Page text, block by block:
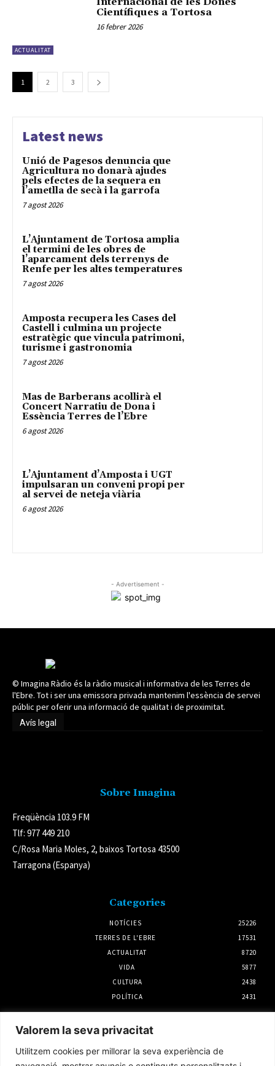
Valorem la seva privacitat
Utilitzem cookies per millorar la seva experiència de
ACTUALITAT
Científiques a Tortosa
16 febrer 2026
1 2 3
Latest news
Unió de Pagesos denuncia que
Agricultura no donarà ajudes
pels efectes de la sequera en
l’ametlla de secà i la garrofa
7 agost 2026
L’Ajuntament de Tortosa amplia
el termini de les obres de
l’aparcament dels terrenys de
Renfe per les altes temperatures
7 agost 2026
Amposta recupera les Cases del
Castell i culmina un projecte
estratègic que vincula patrimoni,
turisme i gastronomia
7 agost 2026
Mas de Barberans acollirà el
Concert Narratiu de Dona i
Essència Terres de l’Ebre
6 agost 2026
L’Ajuntament d’Amposta i UGT
impulsaran un conveni propi per
al servei de neteja viària
6 agost 2026
- Advertisement -
© Imagina Ràdio és la ràdio musical i informativa de les Terres de
l'Ebre. Tot i ser una emissora privada mantenim l'essència de servei
públic per oferir una informació de qualitat i de proximitat.
Avís legal
Sobre Imagina
Freqüència 103.9 FM
Tlf: 977 449 210
C/Rosa Maria Moles, 2, baixos Tortosa 43500
Tarragona (Espanya)
Categories
NOTÍCIES
25226
TERRES DE L'EBRE
17531
ACTUALITAT
8720
VIDA
5877
CULTURA
2438
POLÍTICA
2431
Notícies
L’Ajuntament de Tortosa defensa que
l’ampliació de l’Auditori es va executar